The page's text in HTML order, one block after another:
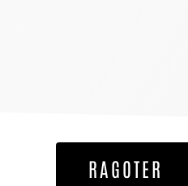
RAGOTER